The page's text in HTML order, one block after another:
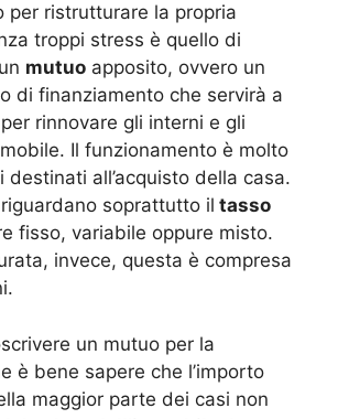
per ristrutturare la propria
troppi stress è quello di
mutuo apposito, ovvero un
di finanziamento che servirà a
rinnovare gli interni e gli
Il funzionamento è molto
destinati all’acquisto della casa.
soprattutto il tasso
fisso, variabile oppure misto.
invece, questa è compresa
un mutuo per la
è bene sapere che l’importo
maggior parte dei casi non